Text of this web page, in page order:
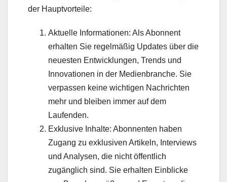
der Hauptvorteile:
Aktuelle Informationen: Als Abonnent
erhalten Sie regelmäßig Updates über die
neuesten Entwicklungen, Trends und
Innovationen in der Medienbranche. Sie
verpassen keine wichtigen Nachrichten
mehr und bleiben immer auf dem
Laufenden.
Exklusive Inhalte: Abonnenten haben
Zugang zu exklusiven Artikeln, Interviews
und Analysen, die nicht öffentlich
zugänglich sind. Sie erhalten Einblicke